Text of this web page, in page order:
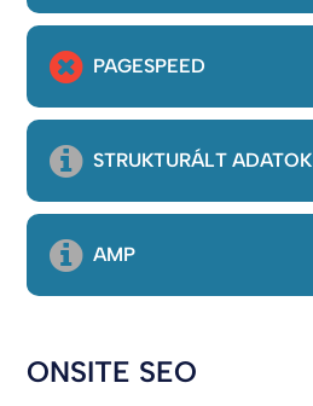
PAGESPEED
STRUKTURÁLT ADATOK
AMP
ONSITE SEO